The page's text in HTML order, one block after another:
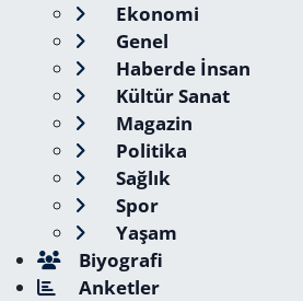
Ekonomi
Genel
Haberde İnsan
Kültür Sanat
Magazin
Politika
Sağlık
Spor
Yaşam
Biyografi
Anketler